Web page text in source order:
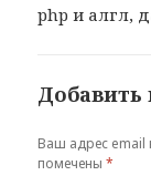
php и алгл,
Ваш адрес email
помечены*